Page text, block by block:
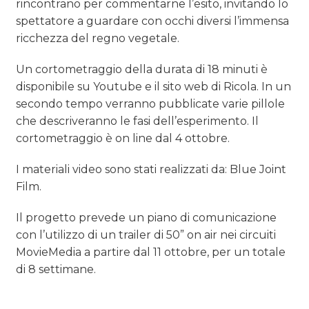
rincontrano per commentarne l’esito, invitando lo
spettatore a guardare con occhi diversi l’immensa
ricchezza del regno vegetale.
Un cortometraggio della durata di 18 minuti è
disponibile su Youtube e il sito web di Ricola. In un
secondo tempo verranno pubblicate varie pillole
che descriveranno le fasi dell’esperimento. Il
cortometraggio è on line dal 4 ottobre.
I materiali video sono stati realizzati da: Blue Joint
Film.
Il progetto prevede un piano di comunicazione
con l’utilizzo di un trailer di 50” on air nei circuiti
MovieMedia a partire dal 11 ottobre, per un totale
di 8 settimane.